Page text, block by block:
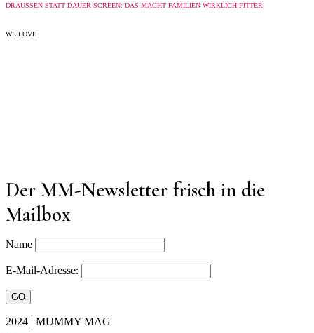
DRAUSSEN STATT DAUER-SCREEN: DAS MACHT FAMILIEN WIRKLICH FITTER
WE LOVE
Der MM-Newsletter frisch in die
Mailbox
Name
E-Mail-Adresse:
2024 | MUMMY MAG